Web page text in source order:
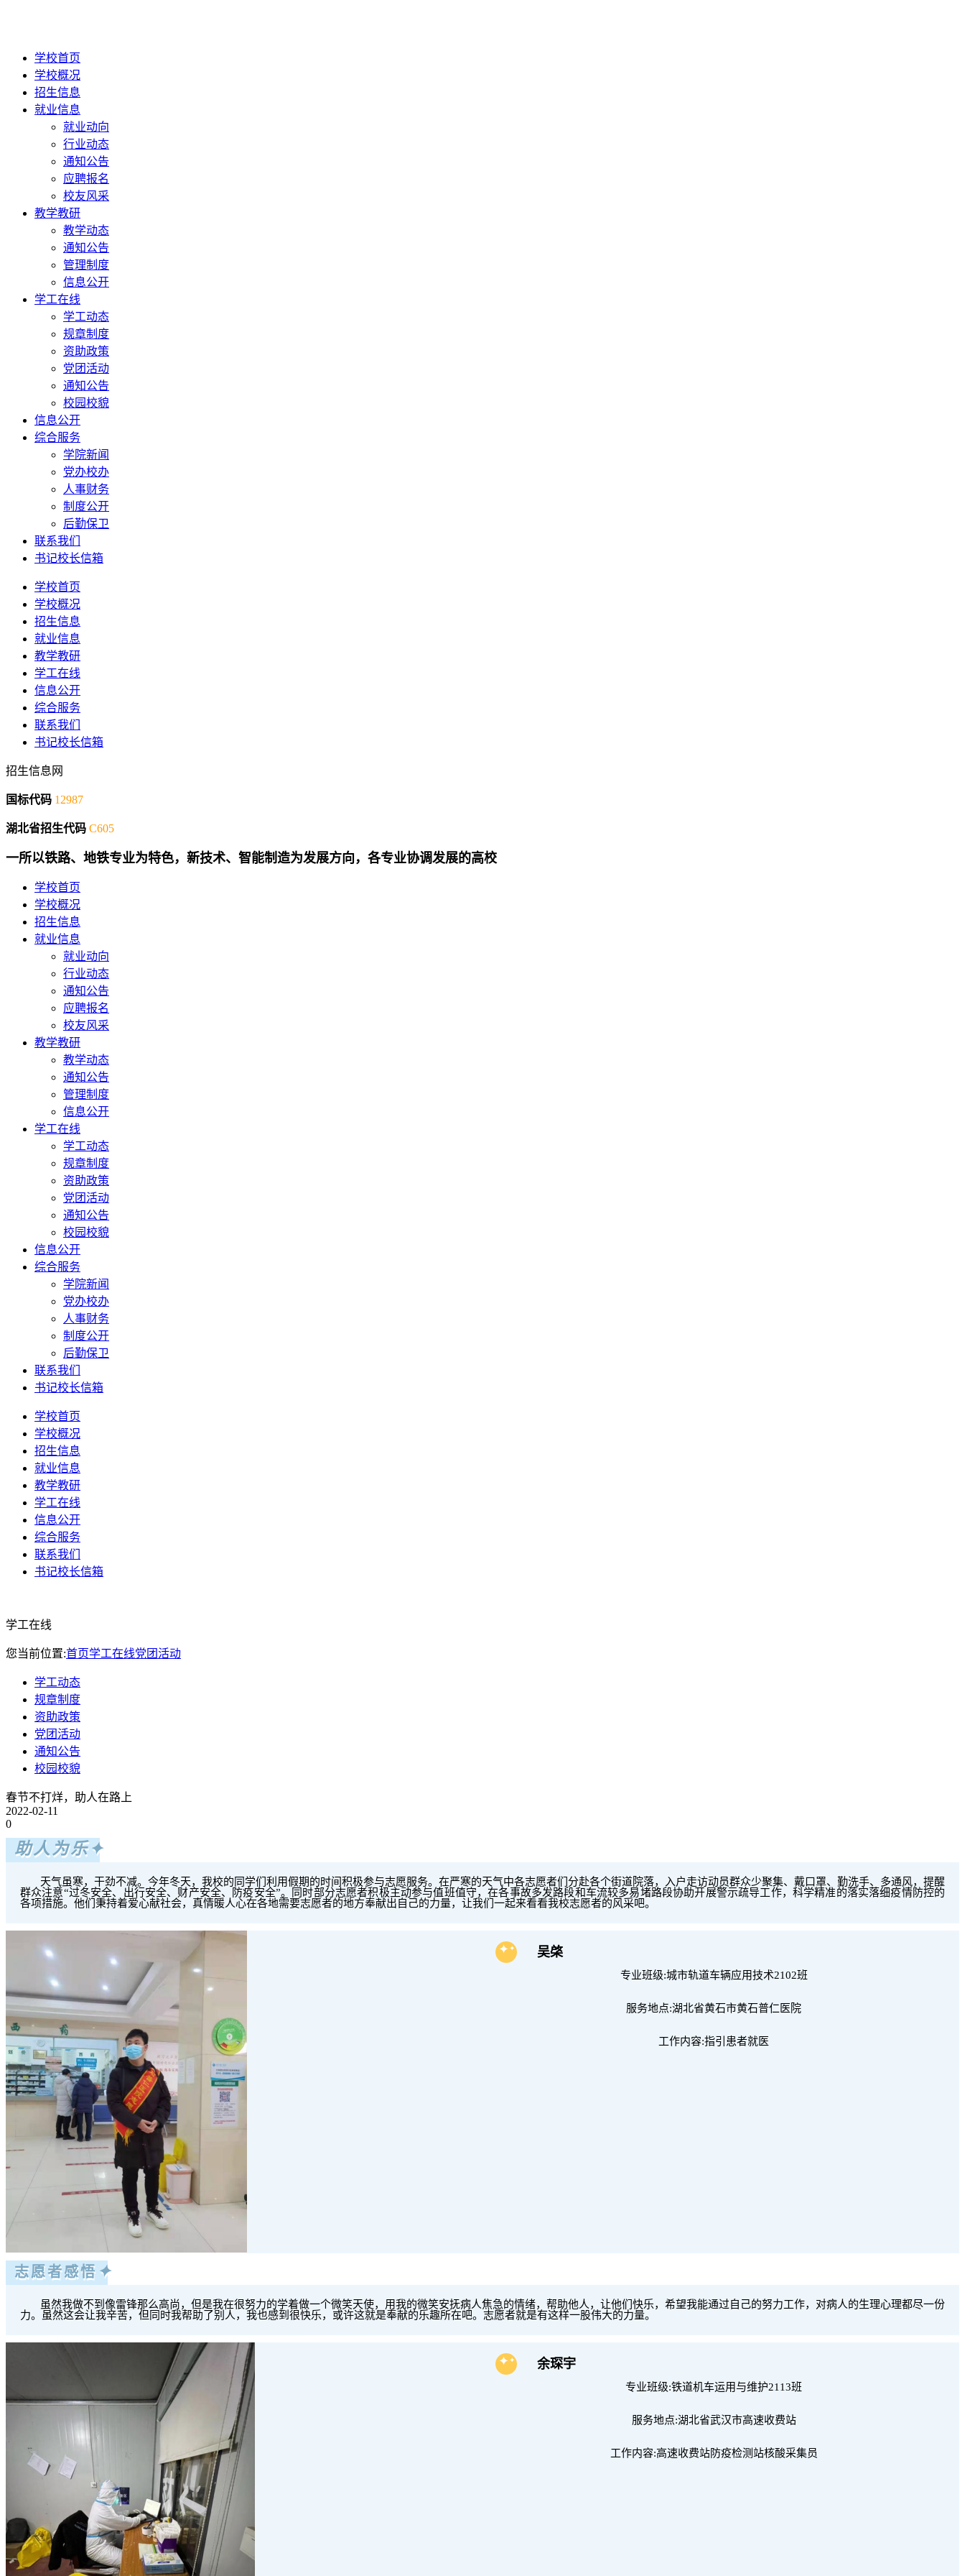
学校首页
学校概况
招生信息
就业信息
就业动向
行业动态
通知公告
应聘报名
校友风采
教学教研
教学动态
通知公告
管理制度
信息公开
学工在线
学工动态
规章制度
资助政策
党团活动
通知公告
校园校貌
信息公开
综合服务
学院新闻
党办校办
人事财务
制度公开
后勤保卫
联系我们
书记校长信箱
学校首页
学校概况
招生信息
就业信息
教学教研
学工在线
信息公开
综合服务
联系我们
书记校长信箱
招生信息网
国标代码 12987
湖北省招生代码 C605
一所以铁路、地铁专业为特色，新技术、智能制造为发展方向，各专业协调发展的高校
学校首页
学校概况
招生信息
就业信息
就业动向
行业动态
通知公告
应聘报名
校友风采
教学教研
教学动态
通知公告
管理制度
信息公开
学工在线
学工动态
规章制度
资助政策
党团活动
通知公告
校园校貌
信息公开
综合服务
学院新闻
党办校办
人事财务
制度公开
后勤保卫
联系我们
书记校长信箱
学校首页
学校概况
招生信息
就业信息
教学教研
学工在线
信息公开
综合服务
联系我们
书记校长信箱
学工在线
您当前位置:首页学工在线党团活动
学工动态
规章制度
资助政策
党团活动
通知公告
校园校貌
春节不打烊，助人在路上
2022-02-11
0
助人为乐✦
天气虽寒，干劲不减。今年冬天，我校的同学们利用假期的时间积极参与志愿服务。在严寒的天气中各志愿者们分赴各个街道院落，入户走访动员群众少聚集、戴口罩、勤洗手、多通风，提醒
群众注意“过冬安全、出行安全、财产安全、防疫安全”。同时部分志愿者积极主动参与值班值守，在各事故多发路段和车流较多易堵路段协助开展警示疏导工作，科学精准的落实落细疫情防控的
各项措施。他们秉持着爱心献社会，真情暖人心在各地需要志愿者的地方奉献出自己的力量，让我们一起来看看我校志愿者的风采吧。
✦✦ 吴棨
专业班级:城市轨道车辆应用技术2102班
服务地点:湖北省黄石市黄石普仁医院
工作内容:指引患者就医
志愿者感悟 ✦
虽然我做不到像雷锋那么高尚，但是我在很努力的学着做一个微笑天使，用我的微笑安抚病人焦急的情绪，帮助他人，让他们快乐，希望我能通过自己的努力工作，对病人的生理心理都尽一份
力。虽然这会让我辛苦，但同时我帮助了别人，我也感到很快乐，或许这就是奉献的乐趣所在吧。志愿者就是有这样一股伟大的力量。
✦✦ 余琛宇
专业班级:铁道机车运用与维护2113班
服务地点:湖北省武汉市高速收费站
工作内容:高速收费站防疫检测站核酸采集员